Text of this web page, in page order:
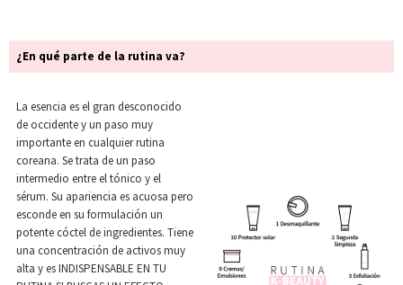
¿En qué parte de la rutina va?
La esencia es el gran desconocido
de occidente y un paso muy
importante en cualquier rutina
coreana. Se trata de un paso
intermedio entre el tónico y el
sérum. Su apariencia es acuosa pero
esconde en su formulación un
potente cóctel de ingredientes. Tiene
una concentración de activos muy
alta y es INDISPENSABLE EN TU